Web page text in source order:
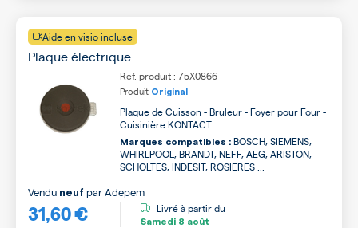
Aide en visio incluse
Plaque électrique
Ref. produit : 75X0866
Produit Original
Plaque de Cuisson - Bruleur - Foyer pour Four -
Cuisinière KONTACT
Marques compatibles : BOSCH, SIEMENS,
WHIRLPOOL, BRANDT, NEFF, AEG, ARISTON,
SCHOLTES, INDESIT, ROSIERES ...
31,60 €
Vendu neuf parAdepem
Livré à partir du
Samedi 8 août